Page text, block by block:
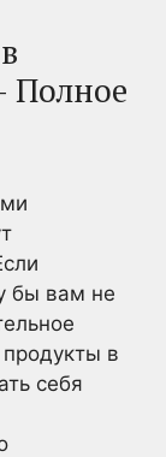
Полное
бы вам не
в
себя